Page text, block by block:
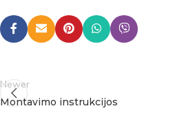
Newer
Montavimo instrukcijos